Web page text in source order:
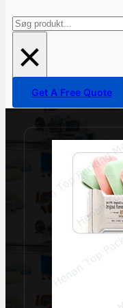
Søg
×
Get A Free Quote